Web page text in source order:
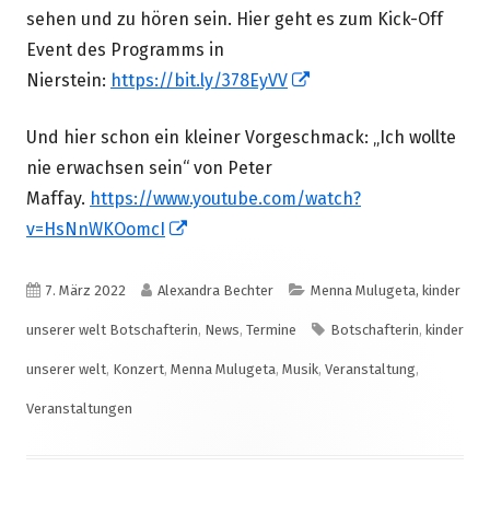
sehen und zu hören sein. Hier geht es zum Kick-Off
Event des Programms in
Nierstein: https://bit.ly/378EyVV
Fenster
Und hier schon ein kleiner Vorgeschmack: „Ich wollte
nie erwachsen sein“ von Peter
Maffay. https://www.youtube.com/watch?
v=HsNnWKOomcI
Fenster
öffnen
Veröffentlicht
am
7. März 2022 Autor
Alexandra Bechter Kategorien
Menna Mulugeta, kinder
unserer welt Botschafterin, News, Termine Schlagwörter
Botschafterin, kinder
unserer welt, Konzert, Menna Mulugeta, Musik, Veranstaltung,
Veranstaltungen